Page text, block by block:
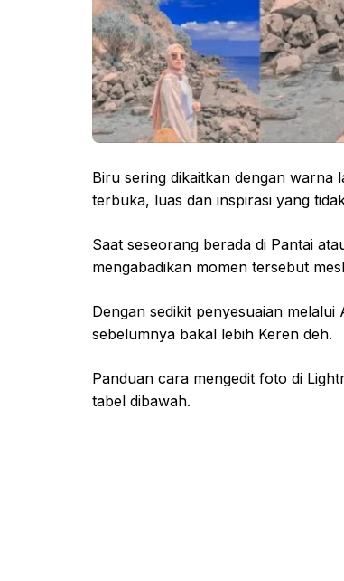
Biru sering dikaitkan dengan warna
terbuka, luas dan inspirasi yang
Saat seseorang berada di Pantai
mengabadikan momen tersebut
Dengan sedikit penyesuaian
sebelumnya bakal lebih Keren deh.
Panduan cara mengedit foto di
tabel dibawah.